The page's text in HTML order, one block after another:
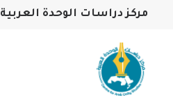
مركز دراسات الوحدة العربية